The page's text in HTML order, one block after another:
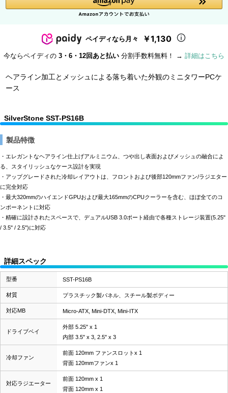
ペイディなら月々 ￥1,130
今ならペイディの 3・6・12回あと払い 分割手数料無料！ → 詳細はこちら
ヘアライン加工とメッシュによる落ち着いた外観のミニタワーPCケ
ース
SilverStone SST-PS16B
製品特徴
・エレガントなヘアライン仕上げアルミニウム、つや出し表面およびメッシュの融合によ
る、スタイリッシュなケース設計を実現
・アップグレードされた冷却レイアウトは、フロントおよび後部120mmファン/ラジエター
に完全対応
・最大320mmのハイエンドGPUおよび最大165mmのCPUクーラーを含む、ほぼ全てのコ
ンポーネントに対応
・精確に設計されたスペースで、デュアルUSB 3.0ポート経由で各種ストレージ装置(5.25"
/ 3.5" / 2.5")に対応
詳細スペック
型番 SST-PS16B
材質 プラスチック製パネル、スチール製ボディー
対応MB Micro-ATX, Mini-DTX, Mini-ITX
ドライブベイ
外部 5.25" x 1
内部 3.5" x 3, 2.5" x 3
冷却ファン
前面 120mm ファンスロットx 1
背面 120mmファンx 1
対応ラジエーター
前面 120mm x 1
背面 120mm x 1